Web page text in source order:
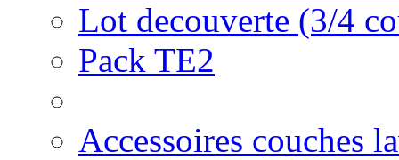
Lot decouverte (3/4
Pack TE2
Accessoires couches